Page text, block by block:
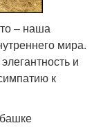
– наша
мира.
и
к